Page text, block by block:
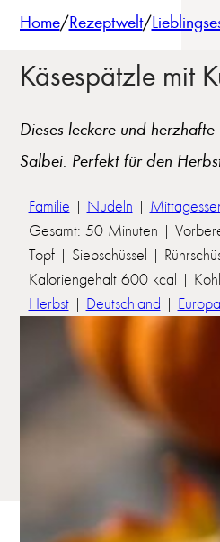
Home/Rezeptwelt/
Käsespätzle mit
Dieses leckere und
Salbei. Perfekt für den
Familie | Nudeln |
Gesamt: 50 Minuten |
Topf | Siebschüssel |
Kaloriengehalt 600 kcal |
Herbst| Deutschland | Europa